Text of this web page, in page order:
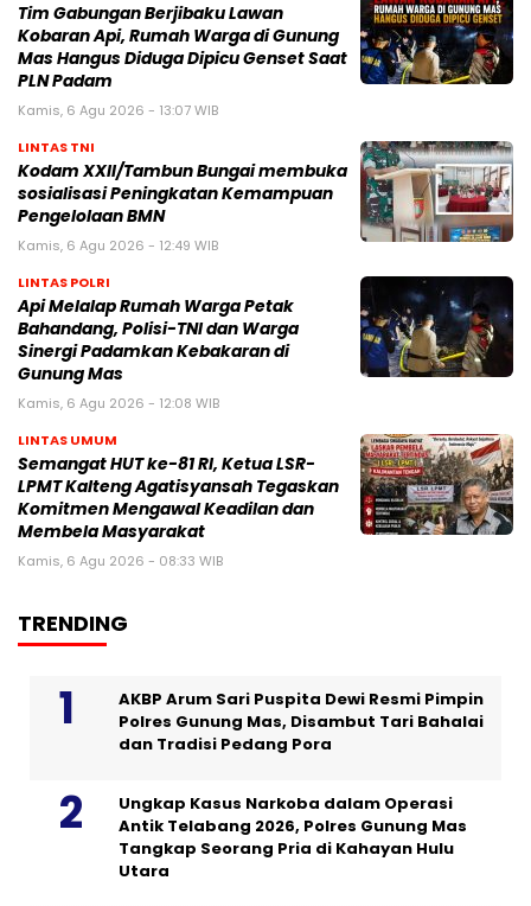
Tim Gabungan Berjibaku Lawan
Kobaran Api, Rumah Warga di Gunung
Mas Hangus Diduga Dipicu Genset Saat
PLN Padam
Kamis, 6 Agu 2026 - 13:07 WIB
LINTAS TNI
Kodam XXII/Tambun Bungai membuka
sosialisasi Peningkatan Kemampuan
Pengelolaan BMN
Kamis, 6 Agu 2026 - 12:49 WIB
LINTAS POLRI
Api Melalap Rumah Warga Petak
Bahandang, Polisi-TNI dan Warga
Sinergi Padamkan Kebakaran di
Gunung Mas
Kamis, 6 Agu 2026 - 12:08 WIB
LINTAS UMUM
Semangat HUT ke-81 RI, Ketua LSR-
LPMT Kalteng Agatisyansah Tegaskan
Komitmen Mengawal Keadilan dan
Membela Masyarakat
Kamis, 6 Agu 2026 - 08:33 WIB
TRENDING
AKBP Arum Sari Puspita Dewi Resmi Pimpin
Polres Gunung Mas, Disambut Tari Bahalai
dan Tradisi Pedang Pora
Ungkap Kasus Narkoba dalam Operasi
Antik Telabang 2026, Polres Gunung Mas
Tangkap Seorang Pria di Kahayan Hulu
Utara